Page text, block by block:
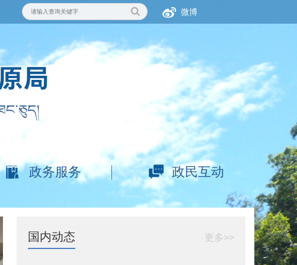
微博
政务服务 政民互动
国内动态 更多>>